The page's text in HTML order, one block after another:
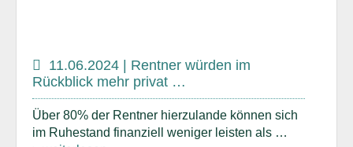
11.06.2024 | Rentner würden im
Rückblick mehr privat …
Über 80% der Rentner hierzulande können sich
im Ruhestand finanziell weniger leisten als …